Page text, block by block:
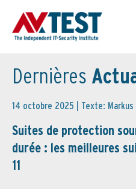
Dernières
14 octobre 2025 | Texte: Markus
Suites de protection
durée : les meilleures
11